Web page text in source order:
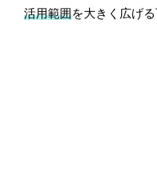
活用範囲を大きく広げ